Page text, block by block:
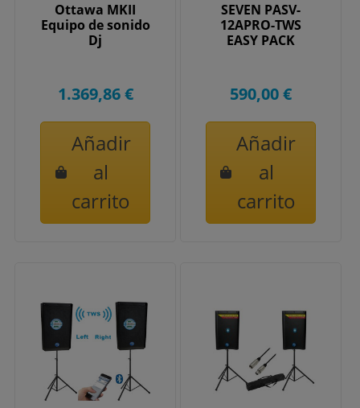
Ottawa MKII
Equipo de sonido
Dj
1.369,86 €
Añadir
al
carrito
SEVEN PASV-
12APRO-TWS
EASY PACK
590,00 €
Añadir
al
carrito